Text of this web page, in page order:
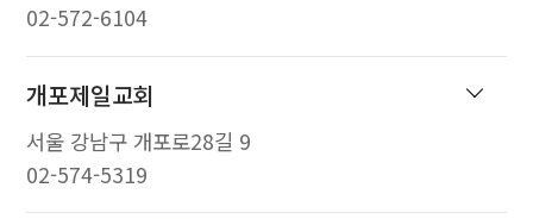
02-572-6104
개포제일교회
서울 강남구 개포로28길 9
02-574-5319